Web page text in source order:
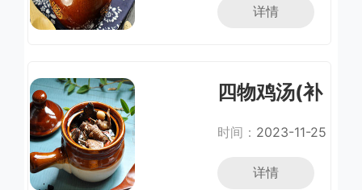
详情
四物鸡汤(补
时间： 2023-11-25
详情